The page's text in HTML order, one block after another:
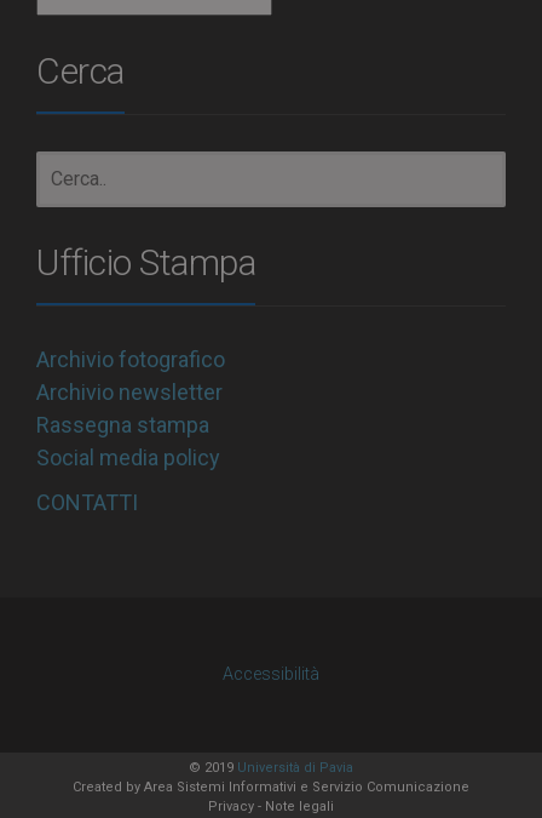
Cerca
Ufficio Stampa
Archivio fotografico
Archivio newsletter
Rassegna stampa
Social media policy
CONTATTI
Accessibilità
© 2019 Università di Pavia
Created by Area Sistemi Informativi e Servizio Comunicazione
Privacy - Note legali